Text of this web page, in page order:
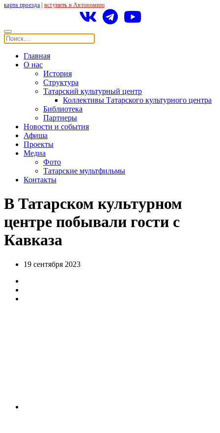
карта проезда| вступить в Автономию
Главная
О нас
История
Структура
Татарский культурный центр
Коллективы Татарского культурного центра
Библиотека
Партнеры
Новости и события
Афиша
Проекты
Медиа
Фото
Татарские мультфильмы
Контакты
В Татарском культурном
центре побывали гости с
Кавказа
19 сентября 2023